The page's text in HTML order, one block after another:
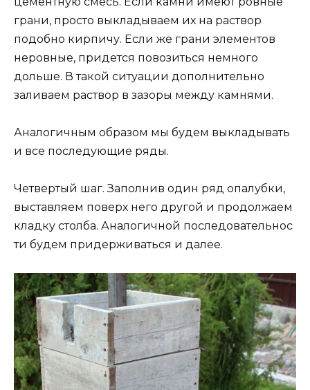
грани, просто выкладываем их на раствор
подобно кирпичу. Если же грани элементов
неровные, придется повозиться немного
дольше. В такой ситуации дополнительно
заливаем раствор в зазоры между камнями.
Аналогичным образом мы будем выкладывать
и все последующие ряды.
Четвертый шаг. Заполнив один ряд опалубки,
выставляем поверх него другой и продолжаем
кладку столба. Аналогичной последовательнос
ти будем придерживаться и далее.